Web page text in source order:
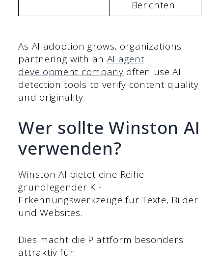
Berichten.
As AI adoption grows, organizations
partnering with an AI agent
development company often use AI
detection tools to verify content quality
and originality.
Wer sollte Winston AI
verwenden?
Winston AI bietet eine Reihe
grundlegender KI-
Erkennungswerkzeuge für Texte, Bilder
und Websites.
Dies macht die Plattform besonders
attraktiv für: